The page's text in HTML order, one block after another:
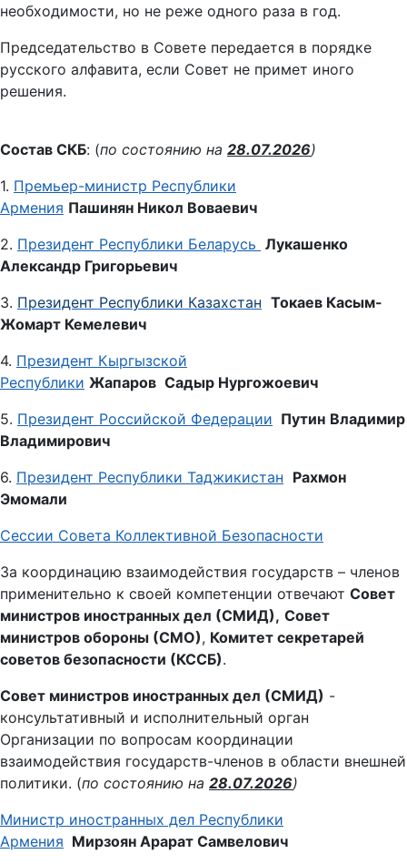
необходимости, но не реже одного раза в год.
Председательство в Совете передается в порядке
русского алфавита, если Совет не примет иного
решения.
Состав СКБ: (по состоянию на 28.07.2026)
1. Премьер-министр Республики
Армения Пашинян Никол Воваевич
2. Президент Республики Беларусь Лукашенко
Александр Григорьевич
3. Президент Республики Казахстан Токаев Касым-
Жомарт Кемелевич
4. Президент Кыргызской
Республики Жапаров Садыр Нургожоевич
5. Президент Российской Федерации Путин Владимир
Владимирович
6. Президент Республики Таджикистан Рахмон
Эмомали
Сессии Совета Коллективной Безопасности
За координацию взаимодействия государств – членов
применительно к своей компетенции отвечают Совет
министров иностранных дел (СМИД), Совет
министров обороны (СМО), Комитет секретарей
советов безопасности (КССБ).
Совет министров иностранных дел (СМИД) -
консультативный и исполнительный орган
Организации по вопросам координации
взаимодействия государств-членов в области внешней
политики. (по состоянию на 28.07.2026)
Министр иностранных дел Республики
Армения Мирзоян Арарат Самвелович